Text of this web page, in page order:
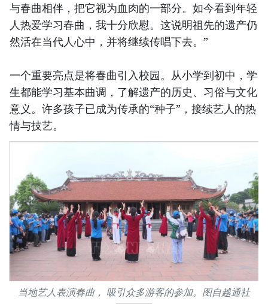
与春曲相伴，把它视为血肉的一部分。如今看到年轻
人热爱学习春曲，我十分欣慰。这说明祖先的遗产仍
然活在当代人心中，并将继续传唱下去。”
一个重要亮点是将春曲引入校园。从小学到初中，学
生都能学习基本曲调，了解遗产的历史、习俗与文化
意义。许多孩子已成为传承的“种子”，接续艺人的热
情与技艺。
当地艺人表演春曲， 吸引众多游客的参加。图自越通社